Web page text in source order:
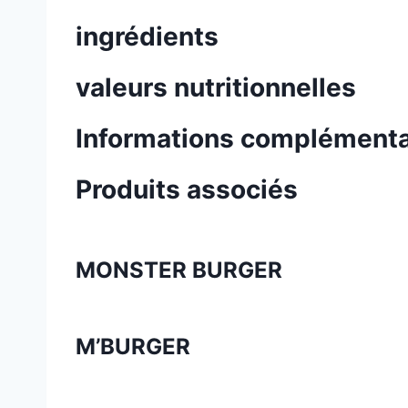
ingrédients
valeurs nutritionnelles
Informations
Produits associés
MONSTER BURGER
M’BURGER